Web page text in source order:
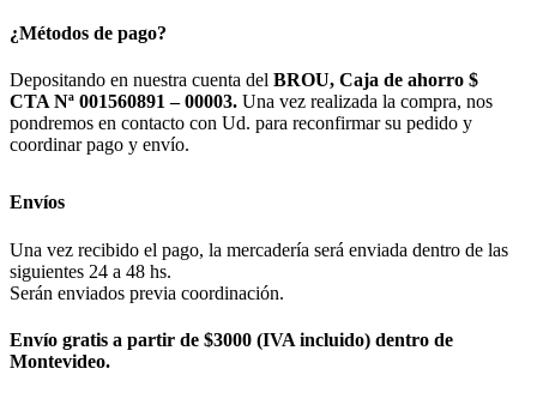
¿Métodos de pago?
Depositando en nuestra cuenta del BROU, Caja de ahorro $
CTA Nª 001560891 – 00003. Una vez realizada la compra, nos
pondremos en contacto con Ud. para reconfirmar su pedido y
coordinar pago y envío.
Envíos
Una vez recibido el pago, la mercadería será enviada dentro de las
siguientes 24 a 48 hs.
Serán enviados previa coordinación.
Envío gratis a partir de $3000 (IVA incluido) dentro de
Montevideo.